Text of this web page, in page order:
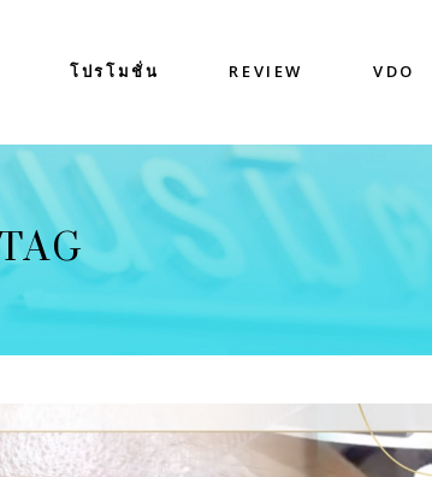
โปรโมชั่น REVIEW VDO